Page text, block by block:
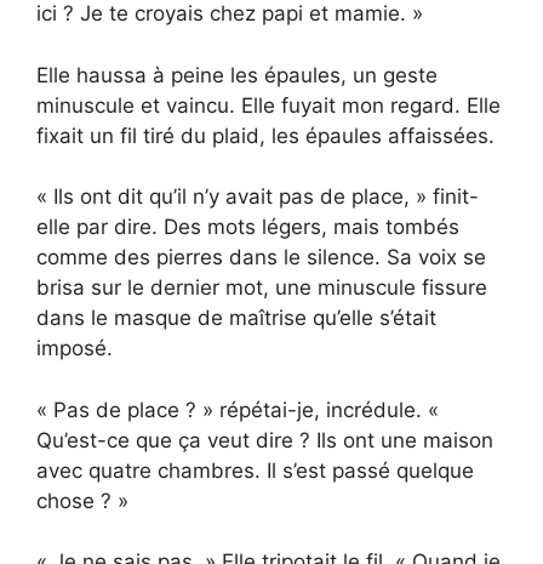
ici ? Je te croyais chez papi et mamie. »
Elle haussa à peine les épaules, un geste
minuscule et vaincu. Elle fuyait mon regard. Elle
fixait un fil tiré du plaid, les épaules affaissées.
« Ils ont dit qu’il n’y avait pas de place, » finit-
elle par dire. Des mots légers, mais tombés
comme des pierres dans le silence. Sa voix se
brisa sur le dernier mot, une minuscule fissure
dans le masque de maîtrise qu’elle s’était
imposé.
« Pas de place ? » répétai-je, incrédule. «
Qu’est-ce que ça veut dire ? Ils ont une maison
avec quatre chambres. Il s’est passé quelque
chose ? »